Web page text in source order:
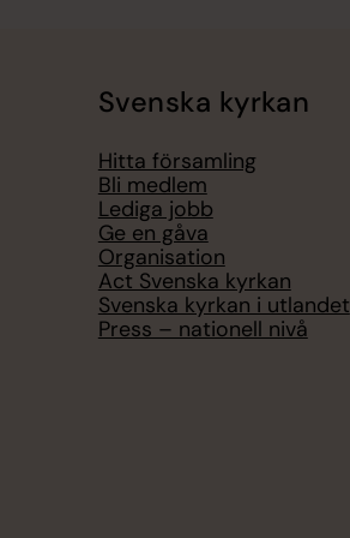
Svenska kyrkan
Hitta församling
Bli medlem
Lediga jobb
Ge en gåva
Organisation
Act Svenska kyrkan
Svenska kyrkan i utlandet
Press – nationell nivå